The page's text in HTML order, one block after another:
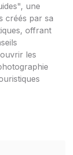
une
créés par sa
offrant
les